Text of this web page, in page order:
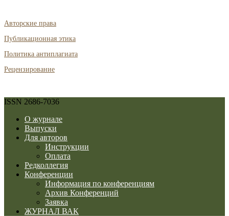
Авторские права
Публикационная этика
Политика антиплагиата
Рецензирование
ISSN 2686-7036
О журнале
Выпуски
Для авторов
Инструкции
Оплата
Редколлегия
Конференции
Информация по конференциям
Архив Конференций
Заявка
ЖУРНАЛ ВАК